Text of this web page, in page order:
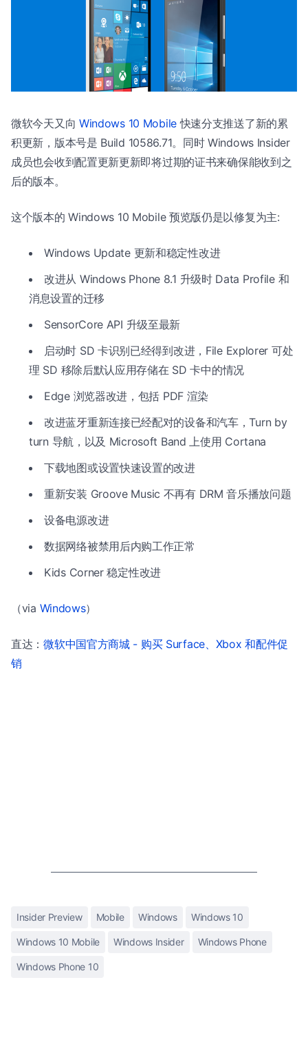
微软今天又向 Windows 10 Mobile快速分支推送了新的累
积更新，版本号是 Build 10586.71。同时 Windows Insider
成员也会收到配置更新更新即将过期的证书来确保能收到之
后的版本。
这个版本的 Windows 10 Mobile 预览版仍是以修复为主:
Windows Update 更新和稳定性改进
改进从 Windows Phone 8.1 升级时 Data Profile 和
消息设置的迁移
SensorCore API 升级至最新
启动时 SD 卡识别已经得到改进，File Explorer 可处
理 SD 移除后默认应用存储在 SD 卡中的情况
Edge 浏览器改进，包括 PDF 渲染
改进蓝牙重新连接已经配对的设备和汽车，Turn by
turn 导航，以及 Microsoft Band 上使用 Cortana
下载地图或设置快速设置的改进
重新安装 Groove Music 不再有 DRM 音乐播放问题
设备电源改进
数据网络被禁用后内购工作正常
Kids Corner 稳定性改进
（via Windows）
直达：微软中国官方商城 - 购买 Surface、Xbox 和配件促
销
Insider Preview Mobile Windows Windows 10
Windows 10 Mobile Windows Insider Windows Phone
Windows Phone 10